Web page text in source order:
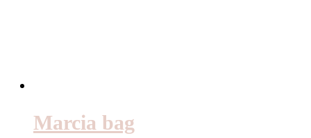
Marcia bag